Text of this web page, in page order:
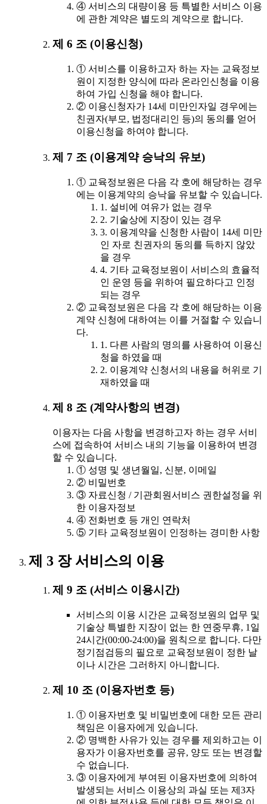
④ 서비스의 대량이용 등 특별한 서비스 이용
에 관한 계약은 별도의 계약으로 합니다.
제 6 조 (이용신청)
① 서비스를 이용하고자 하는 자는 교육정보
원이 지정한 양식에 따라 온라인신청을 이용
하여 가입 신청을 해야 합니다.
② 이용신청자가 14세 미만인자일 경우에는
친권자(부모, 법정대리인 등)의 동의를 얻어
이용신청을 하여야 합니다.
제 7 조 (이용계약 승낙의 유보)
① 교육정보원은 다음 각 호에 해당하는 경우
에는 이용계약의 승낙을 유보할 수 있습니다.
1. 설비에 여유가 없는 경우
2. 기술상에 지장이 있는 경우
3. 이용계약을 신청한 사람이 14세 미만
인 자로 친권자의 동의를 득하지 않았
을 경우
4. 기타 교육정보원이 서비스의 효율적
인 운영 등을 위하여 필요하다고 인정
되는 경우
② 교육정보원은 다음 각 호에 해당하는 이용
계약 신청에 대하여는 이를 거절할 수 있습니
다.
1. 다른 사람의 명의를 사용하여 이용신
청을 하였을 때
2. 이용계약 신청서의 내용을 허위로 기
재하였을 때
제 8 조 (계약사항의 변경)
이용자는 다음 사항을 변경하고자 하는 경우 서비
스에 접속하여 서비스 내의 기능을 이용하여 변경
할 수 있습니다.
① 성명 및 생년월일, 신분, 이메일
② 비밀번호
③ 자료신청 / 기관회원서비스 권한설정을 위
한 이용자정보
④ 전화번호 등 개인 연락처
⑤ 기타 교육정보원이 인정하는 경미한 사항
제 3 장 서비스의 이용
제 9 조 (서비스 이용시간)
서비스의 이용 시간은 교육정보원의 업무 및
기술상 특별한 지장이 없는 한 연중무휴, 1일
24시간(00:00-24:00)을 원칙으로 합니다. 다만
정기점검등의 필요로 교육정보원이 정한 날
이나 시간은 그러하지 아니합니다.
제 10 조 (이용자번호 등)
① 이용자번호 및 비밀번호에 대한 모든 관리
책임은 이용자에게 있습니다.
② 명백한 사유가 있는 경우를 제외하고는 이
용자가 이용자번호를 공유, 양도 또는 변경할
수 없습니다.
③ 이용자에게 부여된 이용자번호에 의하여
발생되는 서비스 이용상의 과실 또는 제3자